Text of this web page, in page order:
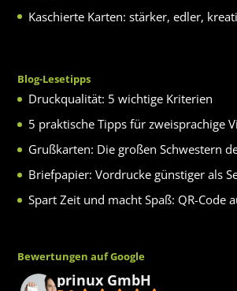
Kaschierte Karten: stärker, edler,
Blog-Lesetipps
Druckqualität: 5 wichtige Kriterien
5 praktische Tipps für zweisprachige
Grußkarten: Die großen Schwestern
Briefpapier: Vordrucke günstiger als
Spart Zeit und macht Spaß: QR-Code
Bewertungen auf Google
prinux GmbH